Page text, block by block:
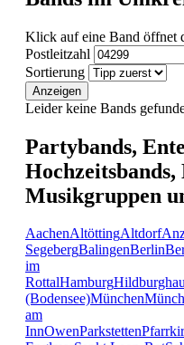
Klick auf eine Band öffnet
Postleitzahl
Sortierung
Anzeigen
Leider keine Bands
Partybands,
Hochzeitsbands,
Musikgruppen
AachenAltöttingAltdorf
SegebergBalingenBerlin
im
RottalHamburg
(Bodensee)München
am
InnOwenParkstetten